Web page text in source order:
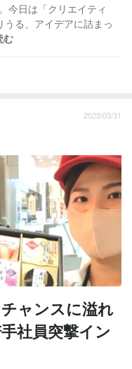
今日は「クリエイティ
る、アイデアに詰まっ
む
2023/03/31
ャンスに溢れ
社員突撃イン